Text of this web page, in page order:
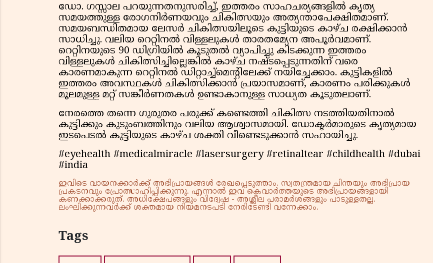
ഡോ. ഗസ്സാല പറയുന്നതനുസരിച്ച്, ഇത്തരം സാഹചര്യങ്ങളില്‍ കൃത്യ
സമയത്തുള്ള രോഗനിര്‍ണയവും ചികിത്സയും അത്യന്താപേക്ഷിതമാണ്.
സമയബന്ധിതമായ ലേസര്‍ ചികിത്സയിലൂടെ കുട്ടിയുടെ കാഴ്ച രക്ഷിക്കാന്‍
സാധിച്ചു. വലിയ റെറ്റിനല്‍ വിള്ളലുകള്‍ താരതമ്യേന അപൂര്‍വമാണ്.
റെറ്റിനയുടെ 90 ഡിഗ്രിയില്‍ കൂടുതല്‍ വ്യാപിച്ചു കിടക്കുന്ന ഇത്തരം
വിള്ളലുകള്‍ ചികിത്സിച്ചില്ലെങ്കില്‍ കാഴ്ച നഷ്ടപ്പെടുന്നതിന് വരെ
കാരണമാകുന്ന റെറ്റിനല്‍ ഡിറ്റാച്ച്‌മെന്റിലേക്ക് നയിച്ചേക്കാം. കുട്ടികളില്‍
ഇത്തരം അവസ്ഥകള്‍ ചികിത്സിക്കാന്‍ പ്രയാസമാണ്, കാരണം പരിക്കുകള്‍
മൂലമുള്ള മറ്റ് സങ്കീര്‍ണതകള്‍ ഉണ്ടാകാനുള്ള സാധ്യത കൂടുതലാണ്.
നേരത്തെ തന്നെ ഗുരുതര പരുക്ക് കണ്ടെത്തി ചികിത്സ നടത്തിയതിനാല്‍
കുട്ടിക്കും കുടുംബത്തിനും വലിയ ആശ്വാസമായി. ഡോക്ടര്‍മാരുടെ കൃത്യമായ
ഇടപെടല്‍ കുട്ടിയുടെ കാഴ്ച ശക്തി വീണ്ടെടുക്കാന്‍ സഹായിച്ചു.
#eyehealth #medicalmiracle #lasersurgery #retinaltear #childhealth #dubai
#india
ഇവിടെ വായനക്കാർക്ക് അഭിപ്രായങ്ങൾ രേഖപ്പെടുത്താം. സ്വതന്ത്രമായ ചിന്തയും അഭിപ്രായ
പ്രകടനവും പ്രോത്സാഹിപ്പിക്കുന്നു. എന്നാൽ ഇവ കെവാർത്തയുടെ അഭിപ്രായങ്ങളായി
കണക്കാക്കരുത്. അധിക്ഷേപങ്ങളും വിദ്വേഷ - അശ്ലീല പരാമർശങ്ങളും പാടുള്ളതല്ല.
ലംഘിക്കുന്നവർക്ക് ശക്തമായ നിയമനടപടി നേരിടേണ്ടി വന്നേക്കാം.
Tags